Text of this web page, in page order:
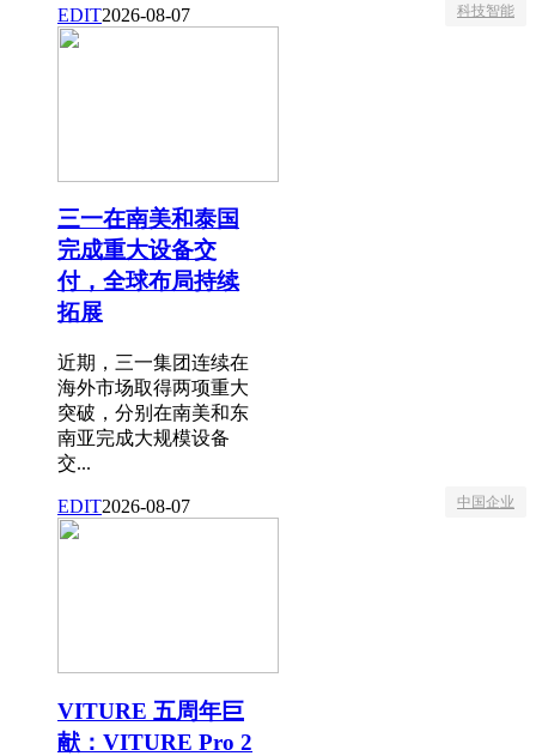
EDIT2026-08-07 科技智能
三一在南美和泰国
完成重大设备交
付，全球布局持续
拓展
近期，三一集团连续在
海外市场取得两项重大
突破，分别在南美和东
南亚完成大规模设备
交...
EDIT2026-08-07 中国企业
VITURE 五周年巨
献：VITURE Pro 2